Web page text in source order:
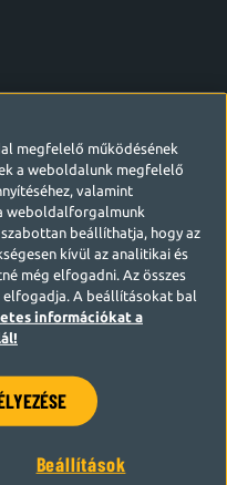
megfelelő működésének
a weboldalunk megfelelő
valamint
weboldalforgalmunk
szabottan beállíthatja, hogy az
kívül az analitikai és
még elfogadni. Az összes
A beállításokat bal
információkat a
Beállítások